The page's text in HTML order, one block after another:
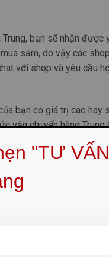
bạn sẽ nhận
sắm, do vậy các
với shop và yêu cầu
bạn có giá trị cao
vận chuyển hàng Trung
chuyển trung gian,
tử. Khi sử dụng hình
cấp địa chỉ nhận hàng
Vận
"TƯ